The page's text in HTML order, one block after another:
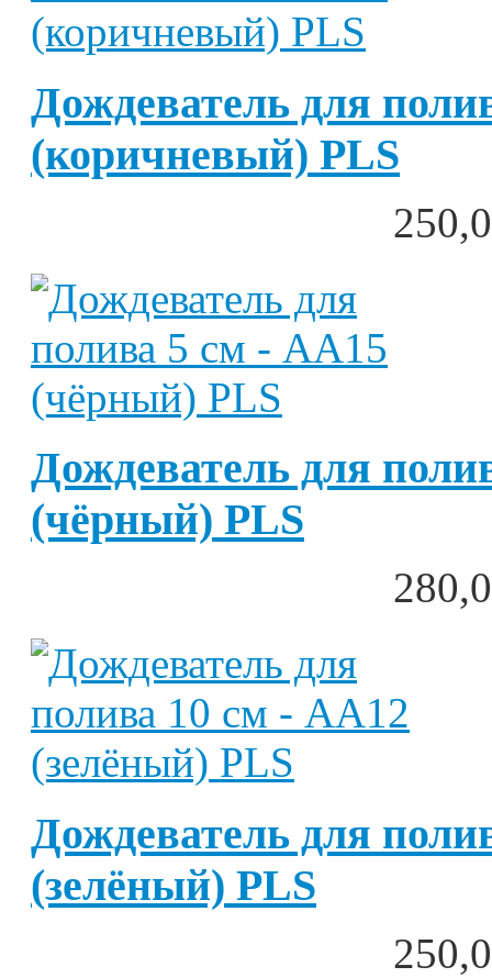
Дождеватель для
(коричневый) PLS
Дождеватель для
(чёрный) PLS
Дождеватель для
(зелёный) PLS